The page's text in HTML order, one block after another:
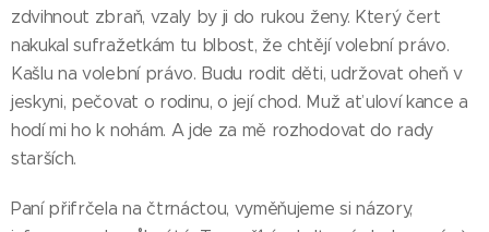
zdvihnout zbraň, vzaly by ji do rukou ženy. Který čert
nakukal sufražetkám tu blbost, že chtějí volební právo.
Kašlu na volební právo. Budu rodit děti, udržovat oheň v
jeskyni, pečovat o rodinu, o její chod. Muž ať uloví kance a
hodí mi ho k nohám. A jde za mě rozhodovat do rady
starších.
Paní přifrčela na čtrnáctou, vyměňujeme si názory,